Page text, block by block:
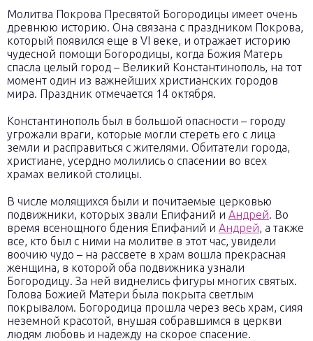
Молитва Покрова Пресвятой Богородицы имеет очень
древнюю историю. Она связана с праздником Покрова,
который появился еще в VI веке, и отражает историю
чудесной помощи Богородицы, когда Божия Матерь
спасла целый город – Великий Константинополь, на тот
момент один из важнейших христианских городов
мира. Праздник отмечается 14 октября.
Константинополь был в большой опасности – городу
угрожали враги, которые могли стереть его с лица
земли и расправиться с жителями. Обитатели города,
христиане, усердно молились о спасении во всех
храмах великой столицы.
В числе молящихся были и почитаемые церковью
подвижники, которых звали Епифаний и Андрей. Во
время всенощного бдения Епифаний и Андрей, а также
все, кто был с ними на молитве в этот час, увидели
воочию чудо – на рассвете в храм вошла прекрасная
женщина, в которой оба подвижника узнали
Богородицу. За ней виднелись фигуры многих святых.
Голова Божией Матери была покрыта светлым
покрывалом. Богородица прошла через весь храм, сияя
неземной красотой, внушая собравшимся в церкви
людям любовь и надежду на скорое спасение.